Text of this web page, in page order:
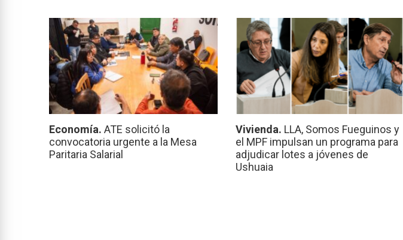
Economía. ATE solicitó la
convocatoria urgente a la Mesa
Paritaria Salarial
Vivienda. LLA, Somos Fueguinos y
el MPF impulsan un programa para
adjudicar lotes a jóvenes de
Ushuaia